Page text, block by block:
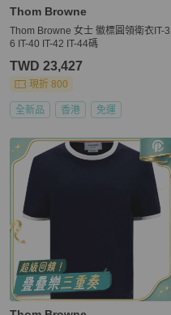
Thom Browne
Thom Browne 女士 徽標圓領衛衣IT-3
6 IT-40 IT-42 IT-44碼
TWD 23,427
現折 800
全新品 香港 免運